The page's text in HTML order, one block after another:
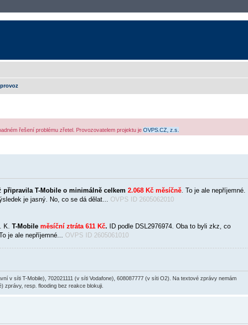
řešení problému zřetel. Provozovatelem projektu je OVPS.CZ, z.s.
připravila T-Mobile o minimálně celkem 2.068 Kč měsíčně. To je ale nepříjemné.
je jasný. No, co se dá dělat... OVPS ID 2605062010
K. T-Mobile měsíční ztráta 611 Kč. ID podle DSL2976974. Oba to byli zkz, co
je ale nepříjemné... OVPS ID 2605061010
v síti T-Mobile), 702021111 (v síti Vodafone), 608087777 (v síti O2). Na textové zprávy nemám
zprávy, resp. flooding bez reakce blokuji.